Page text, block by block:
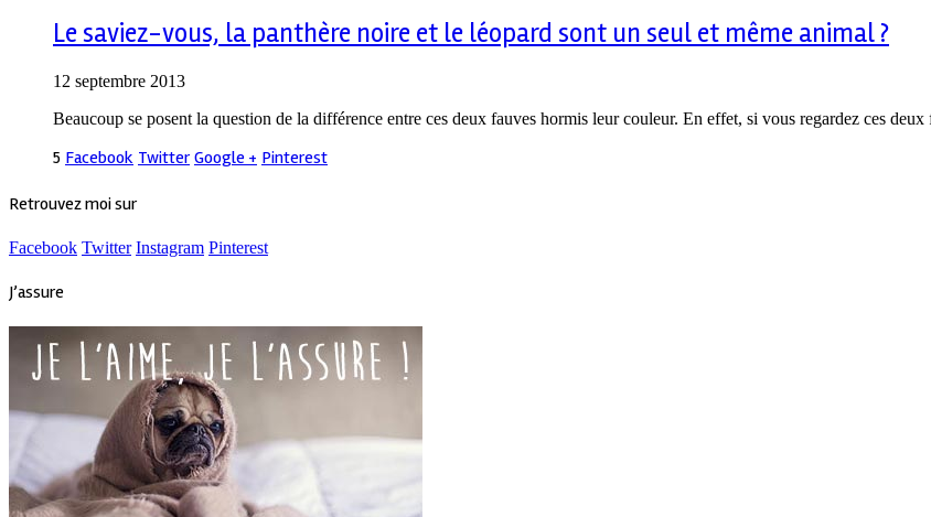
Le saviez-vous, la panthère noire et le léopard sont un seul et même animal ?
12 septembre 2013
Beaucoup se posent la question de la différence entre ces deux fauves hormis leur couleur. En effet, si vous regardez ces
5 Facebook Twitter Google + Pinterest
Retrouvez moi sur
Facebook Twitter Instagram Pinterest
J’assure